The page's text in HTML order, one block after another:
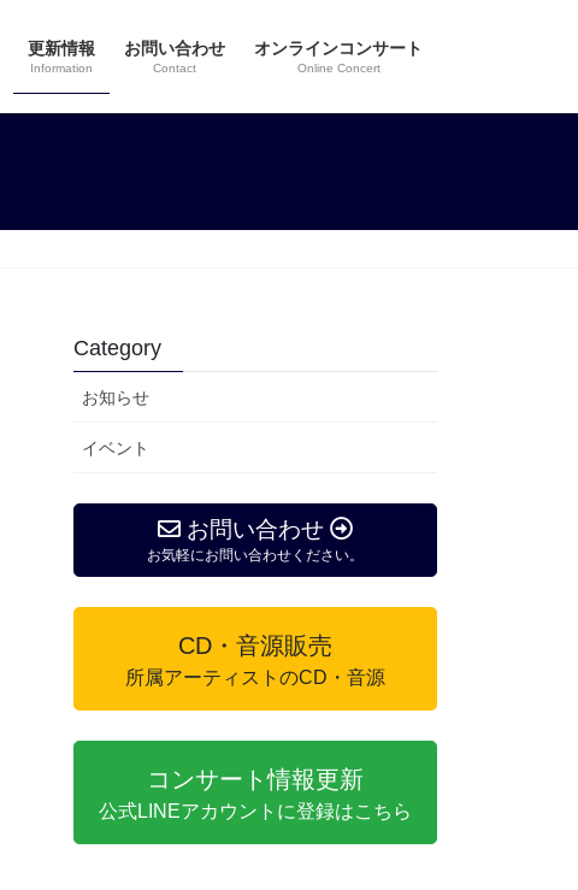
更新情報
Information
お問い合わせ
Contact
オンラインコンサート
Online Concert
Category
お知らせ
イベント
お問い合わせ
お気軽にお問い合わせください。
CD・音源販売
所属アーティストのCD・音源
コンサート情報更新
公式LINEアカウントに登録はこちら